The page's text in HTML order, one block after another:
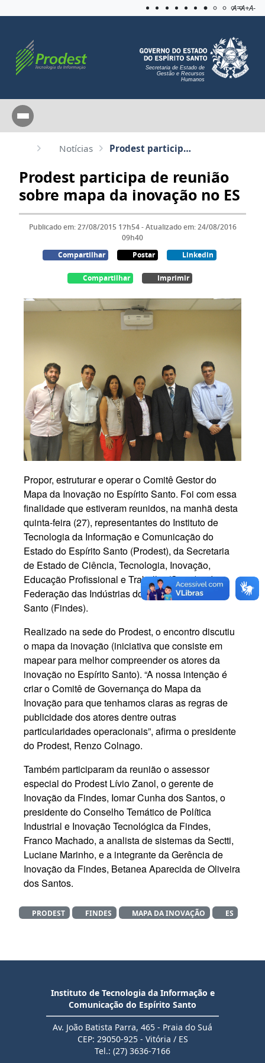
Aplicar
A=A+A-
Secretaria de Estado de
Gestão e Recursos
Humanos
Notícias Prodest participa de reunião sobre mapa da inovação no ES
Prodest participa de reunião
sobre mapa da inovação no ES
Publicado em: 27/08/2015 17h54 - Atualizado em: 24/08/2016
09h40
Compartilhar
Postar Linkedin
Compartilhar Imprimir
Propor, estruturar e operar o Comitê Gestor do
Mapa da Inovação no Espírito Santo. Foi com essa
finalidade que estiveram reunidos, na manhã desta
quinta-feira (27), representantes do Instituto de
Tecnologia da Informação e Comunicação do
Estado do Espírito Santo (Prodest), da Secretaria
de Estado de Ciência, Tecnologia, Inovação,
Educação Profissional e Trabalho (Sectti) e da
Federação das Indústrias do Estado do Espírito
Santo (Findes).
Realizado na sede do Prodest, o encontro discutiu
o mapa da inovação (iniciativa que consiste em
mapear para melhor compreender os atores da
inovação no Espírito Santo). “A nossa intenção é
criar o Comitê de Governança do Mapa da
Inovação para que tenhamos claras as regras de
publicidade dos atores dentre outras
particularidades operacionais”, afirma o presidente
do Prodest, Renzo Colnago.
Também participaram da reunião o assessor
especial do Prodest Lívio Zanol, o gerente de
Inovação da Findes, Iomar Cunha dos Santos, o
presidente do Conselho Temático de Política
Industrial e Inovação Tecnológica da Findes,
Franco Machado, a analista de sistemas da Sectti,
Luciane Marinho, e a integrante da Gerência de
Inovação da Findes, Betanea Aparecida de Oliveira
dos Santos.
PRODEST FINDES MAPA DA INOVAÇÃO ES
Instituto de Tecnologia da Informação e
Comunicação do Espírito Santo
Av. João Batista Parra, 465 - Praia do Suá
CEP: 29050-925 - Vitória / ES
Tel.: (27) 3636-7166